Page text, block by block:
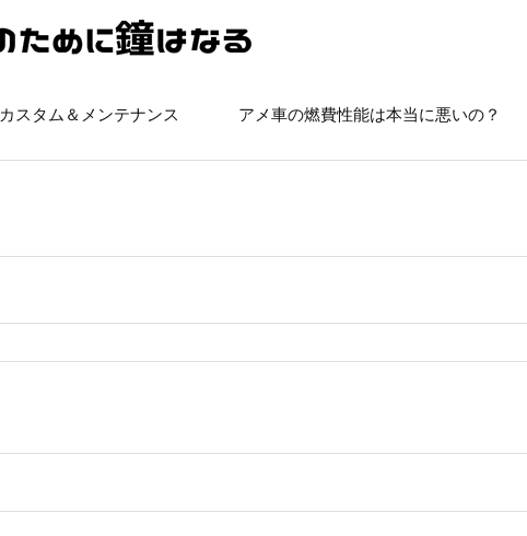
カスタム＆メンテナンス アメ車の燃費性能は本当に悪いの？